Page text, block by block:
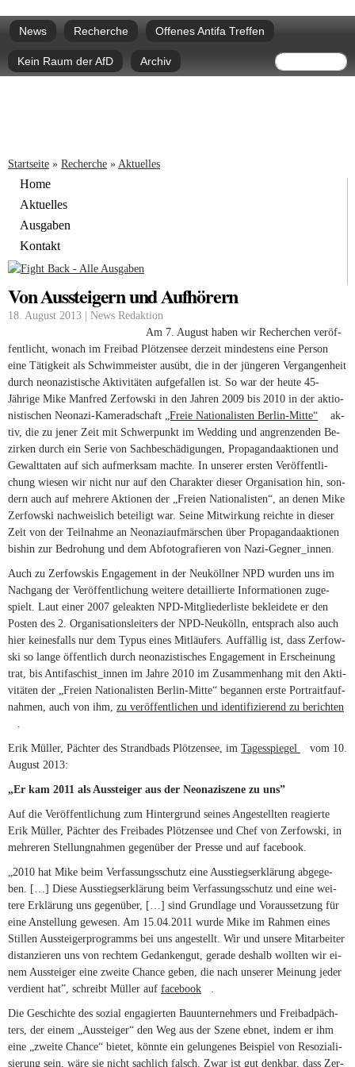
zum
Hauptmenü
News Recherche Offenes Antifa Treffen
Kein Raum der AfD Archiv Suche
Sie sind hier
Startseite » Recherche » Aktuelles
Home
Aktuelles
Ausgaben
Kontakt
Von Aussteigern und Aufhörern
18. August 2013 | News Redaktion
Am 7. Au­gust ha­ben wir Re­cher­chen ver­öf­
fent­licht, wo­nach im Frei­bad Plöt­zen­see der­zeit min­des­tens eine Per­son
eine Tä­tig­keit als Schwim­m­eis­ter aus­übt, die in der jün­ge­ren Ver­gan­gen­heit
durch neo­na­zis­ti­sche Ak­ti­vi­tä­ten auf­ge­fal­len ist. So war der heute 45-
Jährige Mike Man­fred Zer­fow­ski in den Jah­ren 2009 bis 2010 in der ak­tio­
nis­ti­schen Neonazi-Kameradschaft „Freie Na­tio­na­lis­ten Berlin-Mitte“ (link is
ak­
tiv, die zu je­ner Zeit mit Schwer­punkt im Wed­ding und an­gren­zen­den Be­
zir­ken durch ein Se­rie von Sach­be­schä­di­gun­gen, Pro­pa­gan­da­ak­tio­nen und
Ge­walt­ta­ten auf sich auf­merk­sam machte. In un­se­rer ers­ten Ver­öf­fent­li­
chung wie­sen wir nicht nur auf den Cha­rak­ter die­ser Or­ga­ni­sa­tion hin, son­
dern auch auf meh­rere Ak­tio­nen der „Freien Na­tio­na­lis­ten“, an de­nen Mike
Zer­fow­ski nach­weis­lich be­tei­ligt war. Seine Mit­wir­kung reichte in die­ser
Zeit von der Teil­nahme an Neo­na­zi­auf­mär­schen über Pro­pa­gan­da­ak­tio­nen
bis­hin zur Be­dro­hung und dem Ab­fo­to­gra­fie­ren von Nazi-Gegner_innen.
Auch zu Zer­fow­skis En­ga­ge­ment in der Neu­köll­ner NPD wur­den uns im
Nach­gang der Ver­öf­fent­li­chung wei­tere de­tail­lierte In­for­ma­tio­nen zu­ge­
spielt. Laut ei­ner 2007 ge­le­ak­ten NPD-Mitgliederliste be­klei­dete er den
Pos­ten des 2. Or­ga­ni­sa­ti­ons­lei­ters der NPD-Neukölln, ent­sprach also auch
hier kei­nes­falls nur dem Ty­pus ei­nes Mit­läu­fers. Auf­fäl­lig ist, dass Zer­fow­
ski so lange öffent­lich durch neo­na­zis­ti­sches En­ga­ge­ment in Er­schei­nung
trat, bis Antifaschist_innen im Jahre 2010 im Zu­sam­men­hang mit den Ak­ti­
vi­tä­ten der „Freien Na­tio­na­lis­ten Berlin-Mitte“ be­gan­nen erste Por­trait­f­auf­
nah­men, auch von ihm, zu ver­öf­fent­li­chen und iden­ti­fi­zie­rend zu be­rich­ten
(link is external)
.
Erik Mül­ler, Päch­ter des Strand­bads Plöt­zen­see, im Ta­ges­spie­gel
(link is
vom 10.
Au­gust 2013:
„Er kam 2011 als Aus­stei­ger aus der Neo­na­zi­szene zu uns”
Auf die Ver­öf­fent­li­chung zum Hin­ter­grund sei­nes An­ge­stell­ten rea­gierte
Erik Mül­ler, Päch­ter des Frei­ba­des Plöt­zen­see und Chef von Zer­fow­ski, in
meh­re­ren Stel­lung­nah­men ge­gen­über der Presse und auf facebook.
„2010 hat Mike beim Ver­fas­sungs­schutz eine Aus­stiegs­er­klä­rung ab­ge­ge­
ben. […] Diese Aus­stiegs­er­klä­rung beim Ver­fas­sungs­schutz und eine wei­
tere Er­klä­rung uns ge­gen­über, […] sind Grund­lage und Vor­aus­set­zung für
eine An­stel­lung ge­we­sen. Am 15.04.2011 wurde Mike im Rah­men ei­nes
Stil­len Aus­stei­ger­pro­gramms bei uns an­ge­stellt. Wir und un­sere Mit­ar­bei­ter
dis­tan­zie­ren uns von rech­tem Ge­dan­ken­gut, ge­rade des­halb woll­ten wir ei­
nem Aus­stei­ger eine zweite Chance ge­ben, die nach un­se­rer Mei­nung je­der
ver­dient hat”, schreibt Mül­ler auf face­book (link is external)
.
Die Ge­schichte des so­zial en­ga­gier­ten Bau­un­ter­neh­mers und Frei­bad­päch­
ters, der ei­nem „Aus­stei­ger“ den Weg aus der Szene eb­net, in­dem er ihm
eine „zweite Chance“ bie­tet, könnte ein ge­lun­ge­nes Bei­spiel von Re­so­zia­li­
sie­rung sein, wäre sie nicht sach­lich falsch. Zwar ist gut denk­bar, dass Zer­